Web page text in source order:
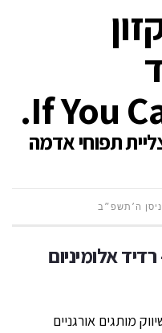
תפוחי אדמה
אלומיניום
מותגים אורגניים